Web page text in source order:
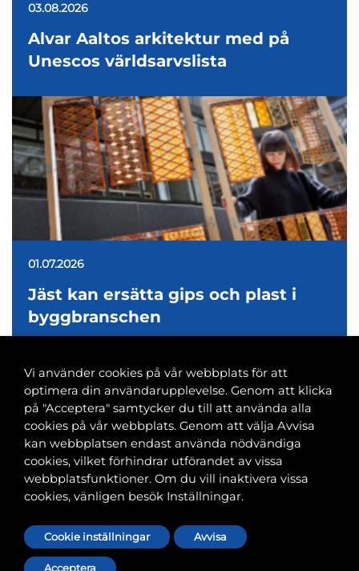
03.08.2026
Alvar Aaltos arkitektur med på
Unescos världsarvslista
01.07.2026
Jäst kan ersätta gips och plast i
byggbranschen
Banvaktsgatan 2A, 00520 Helsingfors
040 585 2586
kansli@tfif.fi
Vi använder cookies på vår webbplats för att
optimera din användarupplevelse. Genom att klicka
på "Acceptera" samtycker du till att använda alla
cookies på vår webbplats. Genom att välja Avvisa
kan webbplatsen endast använda nödvändiga
cookies, vilket förhindrar utförandet av vissa
webbplatsfunktioner. Om du vill inaktivera vissa
cookies, vänligen besök Inställningar.
Cookie inställningar Avvisa
Acceptera